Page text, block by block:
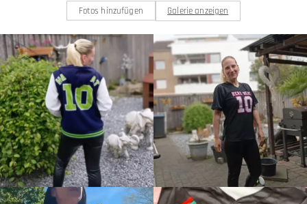
Fotos hinzufügen Galerie anzeigen